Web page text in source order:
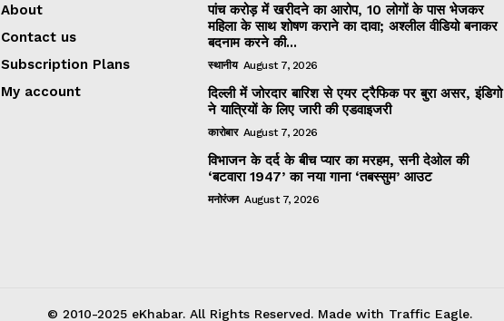
About
Contact us
Subscription Plans
My account
पांच करोड़ में खरीदने का आरोप, 10 लोगों के पास भेजकर
महिला के साथ शोषण कराने का दावा; अश्लील वीडियो बनाकर
बदनाम करने की...
स्थानीय August 7, 2026
दिल्ली में जोरदार बारिश से एयर ट्रैफिक पर बुरा असर, इंडिगो
ने यात्रियों के लिए जारी की एडवाइजरी
कारोबार August 7, 2026
विभाजन के दर्द के बीच प्यार का मरहम, सनी देओल की
‘बटवारा 1947’ का नया गाना ‘तबस्सुम’ आउट
मनोरंजन August 7, 2026
© 2010-2025 eKhabar. All Rights Reserved. Made with Traffic Eagle.